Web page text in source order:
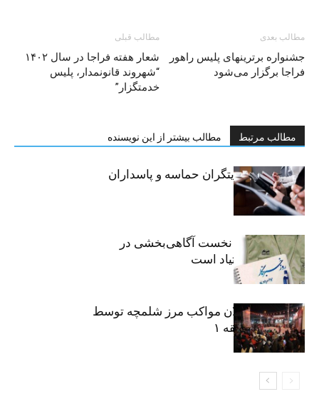
مطالب قبلی
شعار هفته فراجا در سال ۱۴۰۲
“شهروند قانونمدار، پلیس
خدمتگزار”
مطالب بعدی
جشنواره برترینهای پلیس راهور
فراجا برگزار می‌شود
مطالب مرتبط مطالب بیشتر از این نویسنده
خبرنگاران، روایتگران حماسه و پاسداران
حقیقت
«رسانه» سنگر نخست آگاهی‌بخشی در
پیشگیری از اعتیاد است
نکوداشت فعالان مواکب مرز شلمچه توسط
شهرداری منطقه ۱